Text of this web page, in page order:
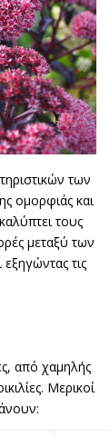
των
ομορφιάς και
τους
μεταξύ των
τις
από χαμηλής
Μερικοί